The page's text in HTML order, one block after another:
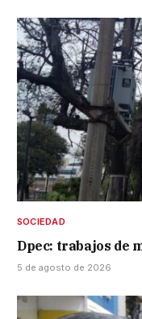
SOCIEDAD
Dpec: trabajos de
5 de agosto de 2026